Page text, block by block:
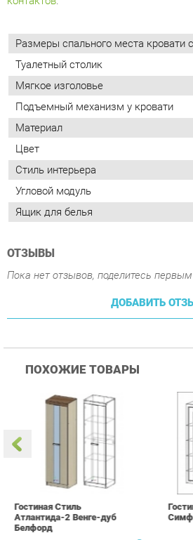
Материал
Цвет
Стиль интерьера
Угловой модуль
Ящик для белья
ОТЗЫВЫ
Пока нет отзывов, поделитесь первым
ПОХОЖИЕ ТОВАРЫ
Атлантида-2 Венге-дуб
26 590 ₽ 58
info@kitchen-ekb.ru +7 (950) 194-11-04
КАТАЛОГ